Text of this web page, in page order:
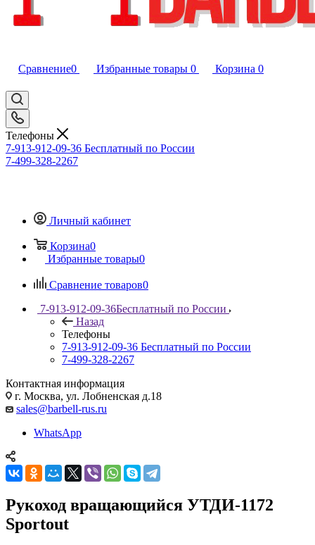
Сравнение0 Избранные товары 0 Корзина 0
Телефоны
7-913-912-09-36 Бесплатный по России
7-499-328-2267
Личный кабинет
Корзина0
Избранные товары0
Сравнение товаров0
7-913-912-09-36Бесплатный по России
Назад
Телефоны
7-913-912-09-36 Бесплатный по России
7-499-328-2267
Контактная информация
г. Москва, ул. Лобненская д.18
sales@barbell-rus.ru
WhatsApp
Рукоход вращающийся УТДИ-1172
Sportout